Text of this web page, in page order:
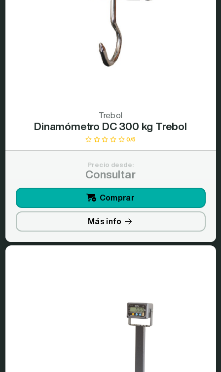
Trebol
Dinamómetro DC 300 kg Trebol
0/5
Precio desde:
Consultar
Comprar
Más info